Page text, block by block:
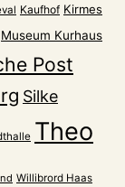
Kaufhof Kirmes
Museum Kurhaus
Post
Silke
Theo
Willibrord Haas